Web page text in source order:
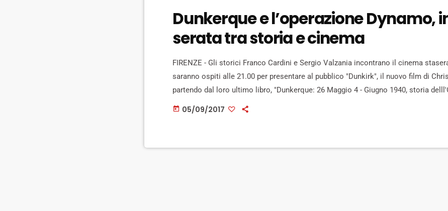
Dunkerque e l’operazione Dynamo,
serata tra storia e cinema
FIRENZE - Gli storici Franco Cardini e Sergio Valzania incontrano il cinema
saranno ospiti alle 21.00 per presentare al pubblico "Dunkirk", il nuovo film di
partendo dal loro ultimo libro, "Dunkerque: 26 Maggio 4 - Giugno 1940, storia
Dynamo", uscito per Mondadori. Il film di Nolan, osannato dalla critica e
today 05/09/2017